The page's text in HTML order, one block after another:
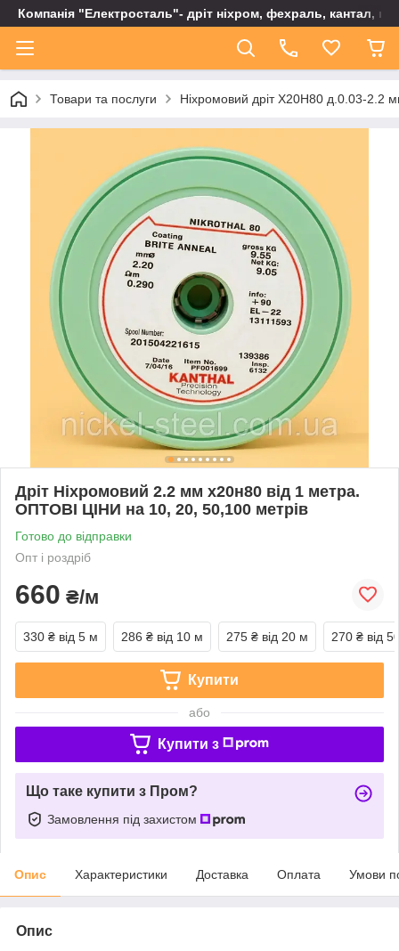
Компанія "Електросталь"- дріт ніхром, фехраль, кантал,
Товари та послуги Ніхромовий дріт Х20Н80 д.0.03-
Дріт Ніхромовий 2.2 мм х20н80 від 1 метра.
ОПТОВІ ЦІНИ на 10, 20, 50,100 метрів
Готово до відправки
Опт і роздріб
660 ₴/м
330 ₴ від 5 м 286 ₴ від 10 м 275 ₴ від 20 м 270 ₴ від
Купити
або
Купити з
Що таке купити з Пром?
Замовлення під захистом
Опис Характеристики Доставка Оплата Умови
Опис